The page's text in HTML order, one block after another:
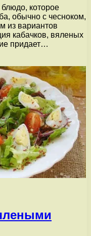
блюдо, которое
обычно с чесноком,
из вариантов
кабачков, вяленых
придает…